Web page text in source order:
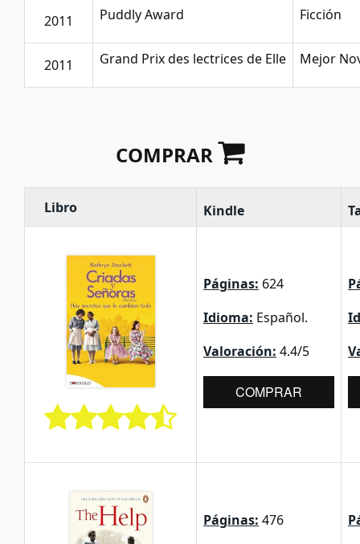
2011 Puddly Award Ficción
2011 Grand Prix des lectrices de Elle Mejor
COMPRAR
Libro Kindle
Páginas: 624
Idioma: Español.
Valoración: 4.4/5
COMPRAR
Páginas: 476